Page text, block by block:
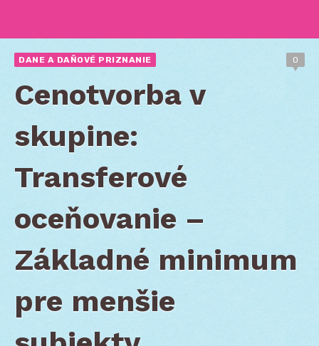
DANE A DAŇOVÉ PRIZNANIE 0
Cenotvorba v
skupine:
Transferové
oceňovanie –
Základné minimum
pre menšie